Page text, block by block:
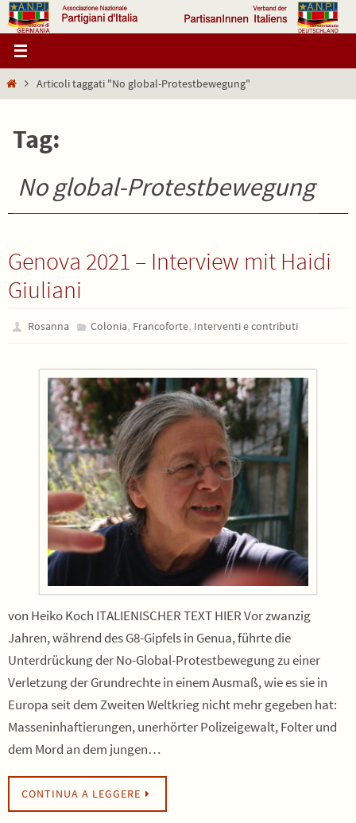
Salta
al
contenuto
HomeArticoli taggati "No global-Protestbewegung"
Tag:
No global-Protestbewegung
Genova 2021 – Interview mit Haidi
Giuliani
Rosanna Colonia, Francoforte, Interventi e contributi
von Heiko Koch ITALIENISCHER TEXT HIER Vor zwanzig
Jahren, während des G8-Gipfels in Genua, führte die
Unterdrückung der No-Global-Protestbewegung zu einer
Verletzung der Grundrechte in einem Ausmaß, wie es sie in
Europa seit dem Zweiten Weltkrieg nicht mehr gegeben hat:
Masseninhaftierungen, unerhörter Polizeigewalt, Folter und
dem Mord an dem jungen…
CONTINUA A LEGGERE